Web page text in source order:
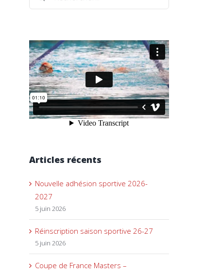
Articles récents
Nouvelle adhésion sportive 2026-
2027
5 juin 2026
Réinscription saison sportive 26-27
5 juin 2026
Coupe de France Masters –